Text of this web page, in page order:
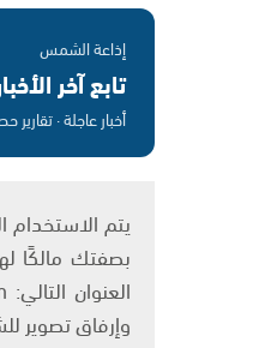
إذاعة الشمس
تابع آخر
أخبار عاجلة · تقارير
بصفتك مالكًا
وإرفاق تصوير